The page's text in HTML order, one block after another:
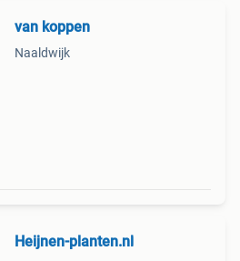
van koppen
Naaldwijk
Heijnen-planten.nl